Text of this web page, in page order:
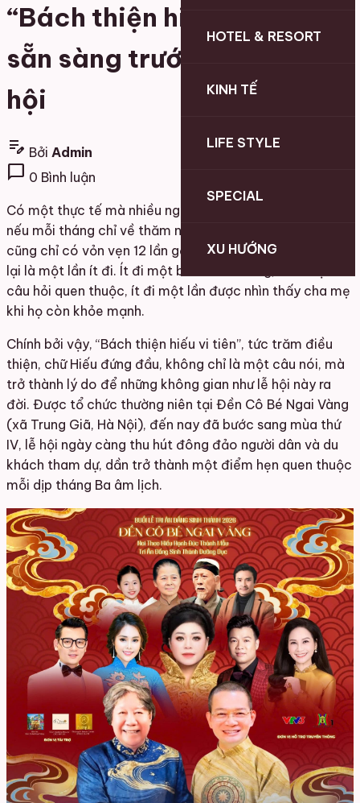
HOTEL & RESORT
KINH TẾ
LIFE STYLE
SPECIAL
XU HƯỚNG
“Bách thiện hiếu vi tiên”
sẵn sàng trước ngày khai
hội
edit_note Bởi Admin
chat_bubble 0 Bình luận
Có một thực tế mà nhiều người trẻ từng chợt nhận ra:
nếu mỗi tháng chỉ về thăm nhà một lần, thì một năm
cũng chỉ có vỏn vẹn 12 lần gặp cha mẹ. Mỗi lần như vậy,
lại là một lần ít đi. Ít đi một bữa cơm chung, ít đi một
câu hỏi quen thuộc, ít đi một lần được nhìn thấy cha mẹ
khi họ còn khỏe mạnh.
Chính bởi vậy, “Bách thiện hiếu vi tiên”, tức trăm điều
thiện, chữ Hiếu đứng đầu, không chỉ là một câu nói, mà
trở thành lý do để những không gian như lễ hội này ra
đời. Được tổ chức thường niên tại Đền Cô Bé Ngai Vàng
(xã Trung Giã, Hà Nội), đến nay đã bước sang mùa thứ
IV, lễ hội ngày càng thu hút đông đảo người dân và du
khách tham dự, dần trở thành một điểm hẹn quen thuộc
mỗi dịp tháng Ba âm lịch.